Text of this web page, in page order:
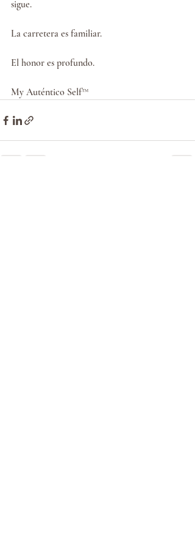
sigue.
La carretera es familiar.
El honor es profundo.
My Auténtico Self™